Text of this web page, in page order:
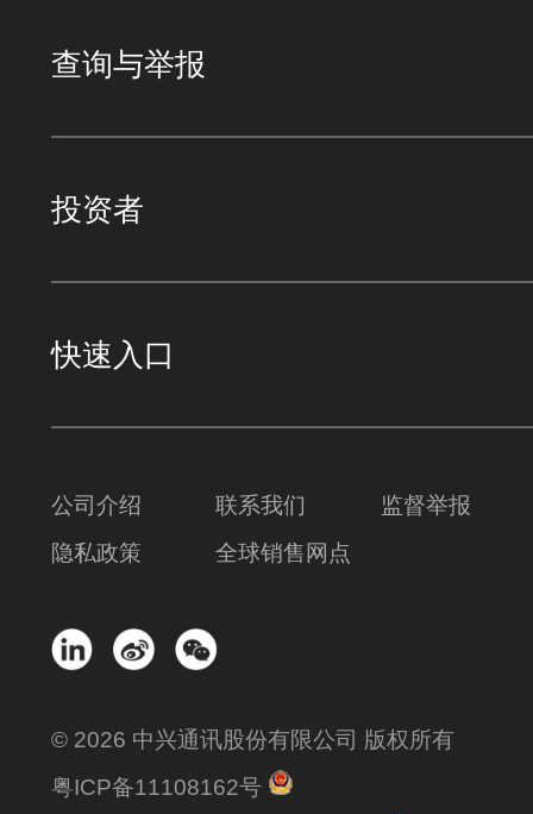
查询与举报
投资者
快速入口
公司介绍 联系我们
监督举报
隐私政策
全球销售网点
© 2026 中兴通讯股份有限公司 版权所有
粤ICP备11108162号